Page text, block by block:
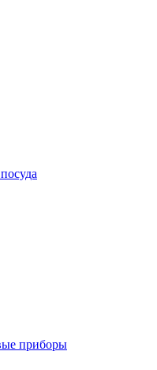
приборы